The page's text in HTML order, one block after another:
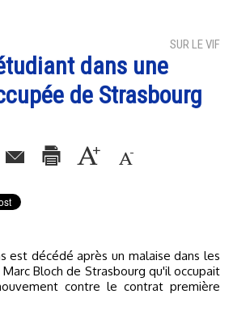
SUR LE VIF
dans une
de Strasbourg
Bloch de Strasbourg qu'il occupait
contre le contrat première